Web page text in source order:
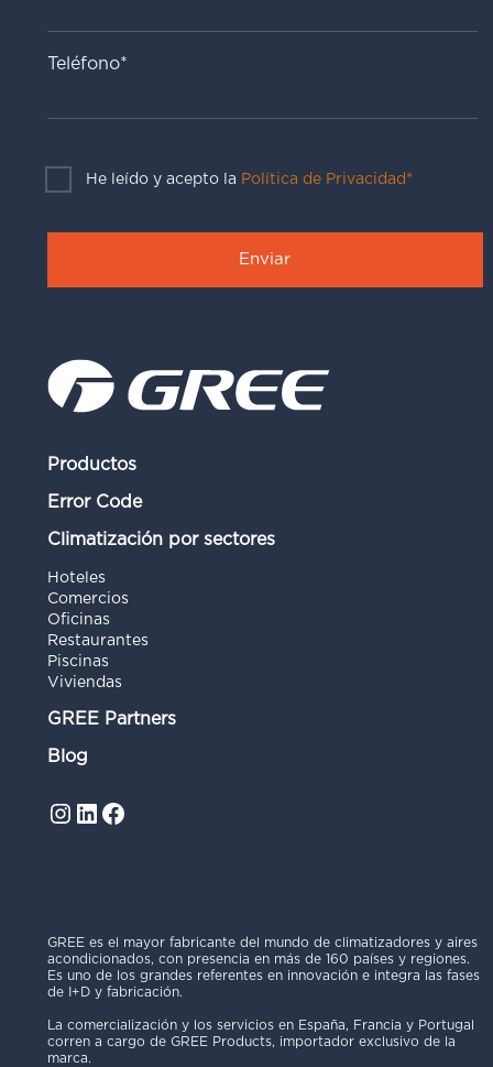
Teléfono*
He leído y acepto la Política de Privacidad*
Productos
Error Code
Climatización por sectores
Hoteles
Comercios
Oficinas
Restaurantes
Piscinas
Viviendas
GREE Partners
Blog
Instagram
LinkedIn
Facebook
GREE es el mayor fabricante del mundo de climatizadores y aires
acondicionados, con presencia en más de 160 países y regiones.
Es uno de los grandes referentes en innovación e integra las fases
de I+D y fabricación.
La comercialización y los servicios en España, Francia y Portugal
corren a cargo de GREE Products, importador exclusivo de la
marca.